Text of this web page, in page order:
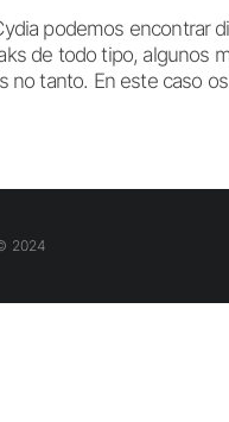
podemos encontrar
de todo tipo, algunos
no tanto. En este caso
2024